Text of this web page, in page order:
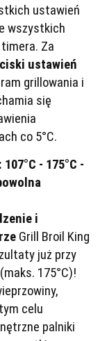
ustawień
wszystkich
Za
ustawień
grillowania i
się
co 5°C.
- 175°C -
i
Grill Broil King
już przy
175°C)!
celu
palniki